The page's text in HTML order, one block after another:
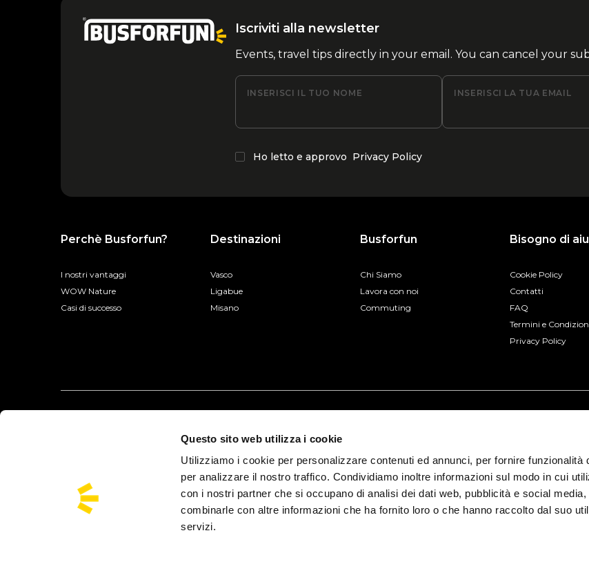
Questo sito web utilizza i cookie
Utilizziamo i cookie per personalizzare contenuti ed annunci, per fornire funzionalità
per analizzare il nostro traffico. Condividiamo inoltre informazioni sul modo in cui
con i nostri partner che si occupano di analisi dei dati web, pubblicità e social media,
combinarle con altre informazioni che ha fornito loro o che hanno raccolto dal suo
servizi.
Iscriviti alla newsletter
Events, travel tips directly in your email. You can cancel your
INSERISCI IL TUO NOME INSERISCI LA TUA EMAIL
Ho letto e approvo Privacy Policy
Perchè Busforfun?
I nostri vantaggi
WOW Nature
Casi di successo
Destinazioni
Vasco
Ligabue
Misano
Busforfun
Chi Siamo
Lavora con noi
Commuting
Bisogno di
Cookie Policy
Contatti
FAQ
Termini e
Privacy Policy